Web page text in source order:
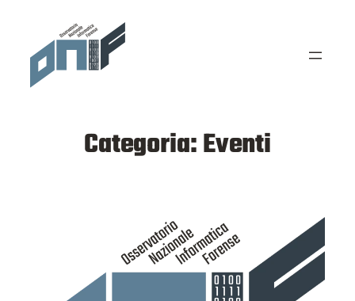
contenuto
Categoria:Eventi